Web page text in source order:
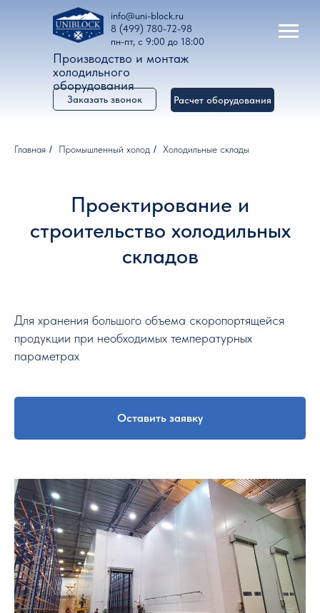
Производство и монтаж
холодильного
оборудования
8 (499) 780-72-98
info@uni-block.ru
пн-пт, с 9:00 до 18:00
Расчет оборудования
Заказать звонок
Главная / Промышленный холод / Холодильные склады
Проектирование и
строительство холодильных
складов
Для хранения большого объема скоропортящейся
продукции при необходимых температурных
параметрах
Оставить заявку